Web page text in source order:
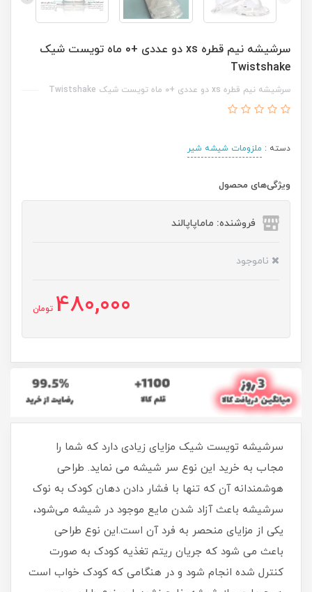
سرشیشه نیم قطره xs دو عددی +0 ماه تویست شیک
Twistshake
سرشیشه نیم قطره xs دو عددی +0 ماه تویست شیک Twistshake
دسته : ملزومات شیشه شیر
ویژگی‌های محصول
فروشنده: ماماپاپالند
ناموجود
480,000 تومان
سرشیشه تویست شیک مزایای زیادی دارد که شما را
مجاب به خرید این نوع سر شیشه می نماید. طراحی
هوشمندانه آن که تنها با فشار دادن دهان کودک به نوک
سرشیشه باعث آزاد شدن مایع موجود در شیشه می‌شود،
یکی از مزایای منحصر به فرد آن است.این نوع طراحی
باعث می شود که جریان ریتم تغذیه کودک به صورت
کنترل شده انجام شود و در هنگامی که کودک خواب است